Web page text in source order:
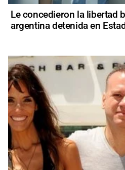
Le concedieron la libertad
argentina detenida en